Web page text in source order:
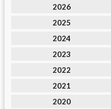
2026
2025
2024
2023
2022
2021
2020